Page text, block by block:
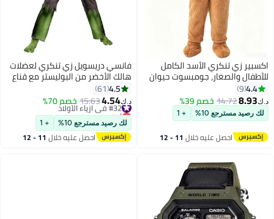
اكسبير زي تنكري الأسد الكامل
للأطفال والصغار، جومبسوت حيوان
بمقفى، زي هالوين للتمثيل، مناسبة
لحفلات أعياد الميلاد وجلسات
التصوير، مقاس 8-10 سنة للأولاد
والبنات
4.4
9
د.ك‏8.93
14.72خصم 39%
لك رصيد مسترجع 10%
احصل عليه خلال 11 - 12
فانسي دريسويل زي تنكري لعضلات
هالك الأخضر من البوليستر مع قناع
وشورت ممزق للأطفال 5 - 7 Years
4.5
61
د.ك‏4.54
15.63خصم 70% #32 في أزياء الأولاد
أقل سعر في 7 يوم
#32 في أزياء الأولاد
لك رصيد مسترجع 10%
احصل عليه خلال 11 - 12